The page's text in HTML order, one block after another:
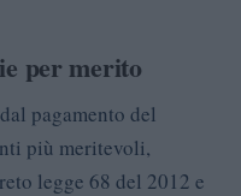
per merito
pagamento del
più meritevoli,
legge 68 del 2012 e